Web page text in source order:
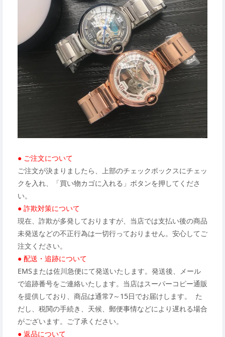
● ご注文について
ご注文が決まりましたら、上部のチェックボックスにチェッ
クを入れ、「買い物カゴに入れる」ボタンを押してくださ
い。
● 詐欺対策について
現在、詐欺が多発しておりますが、当店では支払い後の商品
未発送などの不正行為は一切行っておりません。安心してご
注文ください。
● 配送・追跡について
EMSまたは佐川急便にて発送いたします。発送後、メール
で追跡番号をご連絡いたします。当店はスーパーコピー通販
を提供しており、商品は通常7～15日でお届けします。 た
だし、税関の手続き、天候、郵便事情などにより遅れる場合
がございます。ご了承ください。
● 返品について